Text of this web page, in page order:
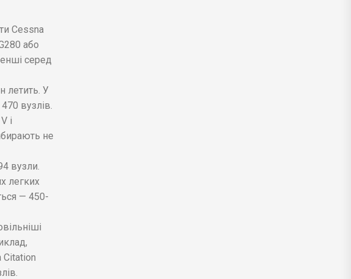
Cessna
або
серед
летить. У
вузлів.
і
не
вузли.
легких
— 450-
Citation